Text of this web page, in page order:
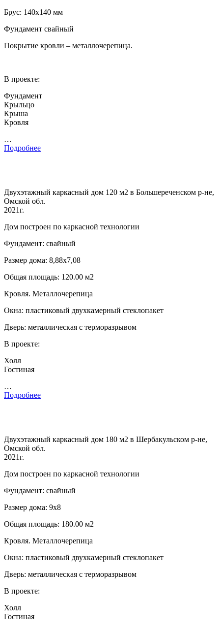
Брус: 140х140 мм
Фундамент свайный
Покрытие кровли – металлочерепица.
В проекте:
Фундамент
Крыльцо
Крыша
Кровля
…
Подробнее
Двухэтажный каркасный дом 120 м2 в Большереченском р-не,
Омской обл.
2021г.
Дом построен по каркасной технологии
Фундамент: свайный
Размер дома: 8,88х7,08
Общая площадь: 120.00 м2
Кровля. Металлочерепица
Окна: пластиковый двухкамерный стеклопакет
Дверь: металлическая с терморазрывом
В проекте:
Холл
Гостиная
…
Подробнее
Двухэтажный каркасный дом 180 м2 в Шербакульском р-не,
Омской обл.
2021г.
Дом построен по каркасной технологии
Фундамент: свайный
Размер дома: 9х8
Общая площадь: 180.00 м2
Кровля. Металлочерепица
Окна: пластиковый двухкамерный стеклопакет
Дверь: металлическая с терморазрывом
В проекте:
Холл
Гостиная